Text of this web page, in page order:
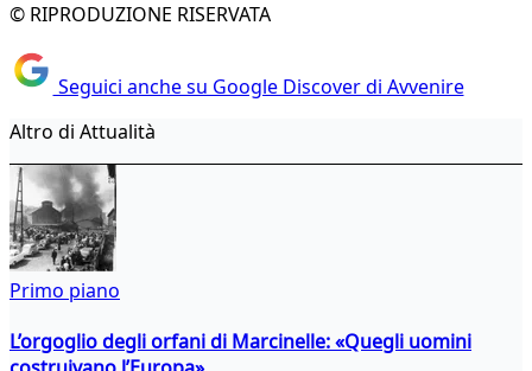
© RIPRODUZIONE RISERVATA
Seguici anche su Google Discover di Avvenire
Altro di Attualità
Primo piano
L’orgoglio degli orfani di Marcinelle: «Quegli uomini